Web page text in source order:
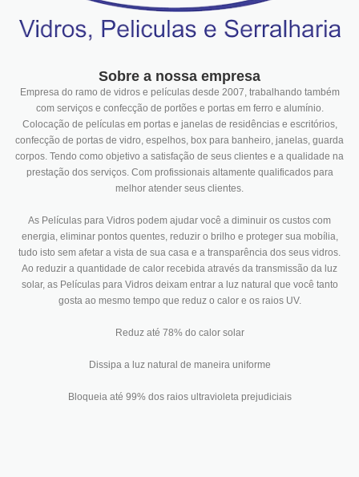
Sobre a nossa empresa
Empresa do ramo de vidros e películas desde 2007, trabalhando também
com serviços e confecção de portões e portas em ferro e alumínio.
Colocação de películas em portas e janelas de residências e escritórios,
confecção de portas de vidro, espelhos, box para banheiro, janelas, guarda
corpos. Tendo como objetivo a satisfação de seus clientes e a qualidade na
prestação dos serviços. Com profissionais altamente qualificados para
melhor atender seus clientes.
As Películas para Vidros podem ajudar você a diminuir os custos com
energia, eliminar pontos quentes, reduzir o brilho e proteger sua mobília,
tudo isto sem afetar a vista de sua casa e a transparência dos seus vidros.
Ao reduzir a quantidade de calor recebida através da transmissão da luz
solar, as Películas para Vidros deixam entrar a luz natural que você tanto
gosta ao mesmo tempo que reduz o calor e os raios UV.
Reduz até 78% do calor solar
Dissipa a luz natural de maneira uniforme
Bloqueia até 99% dos raios ultravioleta prejudiciais